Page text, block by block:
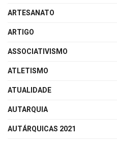
ARTESANATO
ARTIGO
ASSOCIATIVISMO
ATLETISMO
ATUALIDADE
AUTARQUIA
AUTÁRQUICAS 2021